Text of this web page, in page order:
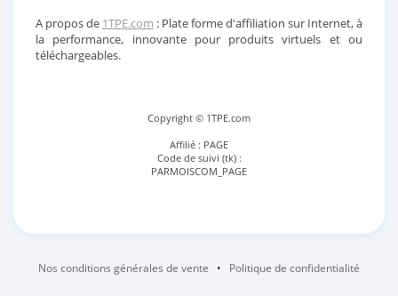
A propos de 1TPE.com : Plate forme d'affiliation sur Internet, à
la performance, innovante pour produits virtuels et ou
téléchargeables.
Copyright © 1TPE.com
Affilié : PAGE
Code de suivi (tk) :
PARMOISCOM_PAGE
Nos conditions générales de vente • Politique de confidentialité